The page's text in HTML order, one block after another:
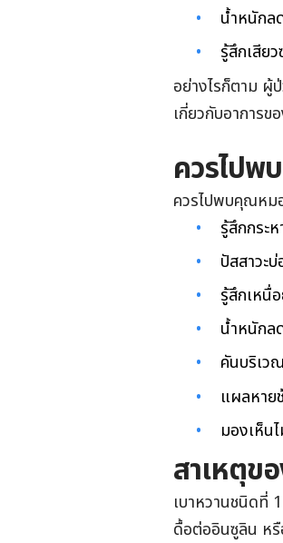
น้ำหนักล
รู้สึกเสีย
อย่างไรก็ตาม ผู้
เกี่ยวกับอาการ
ควรไปพ
ควรไปพบคุณหม
รู้สึกกระ
ปัสสาวะ
รู้สึกเหนื่
น้ำหนักล
คันบริเวณ
แผลหาย
มองเห็น
สาเหตุข
เบาหวานชนิดที่
ดื้อต่ออินซูลิน ห